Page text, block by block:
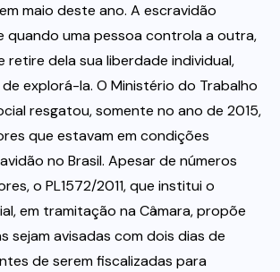
maio deste ano. A escravidão
quando uma pessoa controla a outra,
retire dela sua liberdade individual,
explorá-la. O Ministério do Trabalho
resgatou, somente no ano de 2015,
que estavam em condições
no Brasil. Apesar de números
o PL1572/2011, que institui o
em tramitação na Câmara, propõe
sejam avisadas com dois dias de
de serem fiscalizadas para